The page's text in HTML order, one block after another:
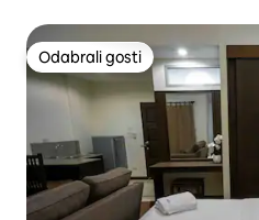
Odabrali gosti
Odabrali gosti